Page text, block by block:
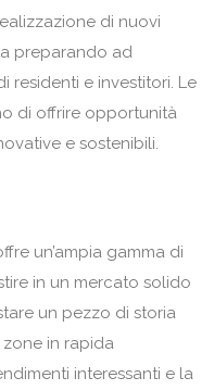
di nuovi
preparando ad
residenti e investitori. Le
di offrire opportunità
e sostenibili.
un’ampia gamma di
in un mercato solido
un pezzo di storia
in rapida
interessanti e la